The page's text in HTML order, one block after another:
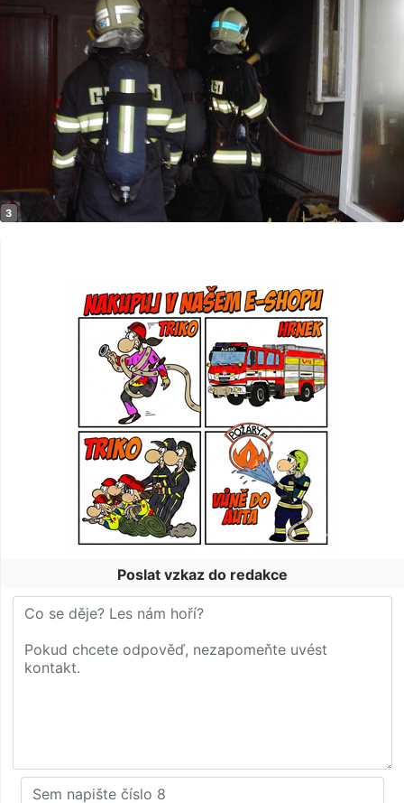
Poslat vzkaz do redakce